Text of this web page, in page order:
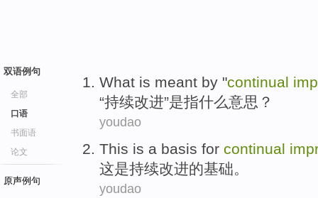
双语例句
全部
口语
书面语
论文
原声例句
What is meant by "continual
“持续改进”是指什么意思？
youdao
This is a basis for continual
这是持续改进的基础。
youdao